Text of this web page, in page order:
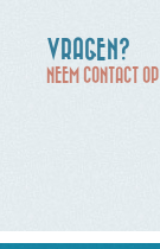
VRAGEN?
NEEM CONTACT OP